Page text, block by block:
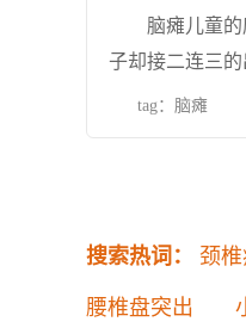
脑瘫儿童
子却接二连三
tag： 脑瘫
搜索热词： 颈
腰椎盘突出